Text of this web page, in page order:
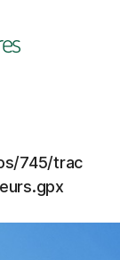
745/trac